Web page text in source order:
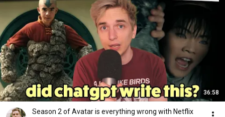
36:58
Season 2 of Avatar is everything wrong with Netflix